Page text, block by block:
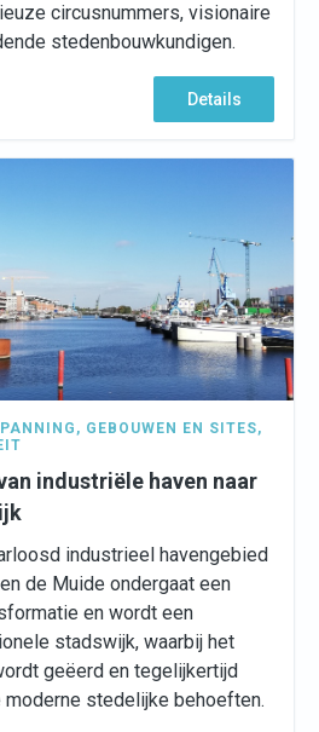
circusnummers, visionaire
stedenbouwkundigen.
Details
, GEBOUWEN EN SITES,
industriële haven naar
industrieel havengebied
de Muide ondergaat een
en wordt een
stadswijk, waarbij het
geëerd en tegelijkertijd
moderne stedelijke behoeften.